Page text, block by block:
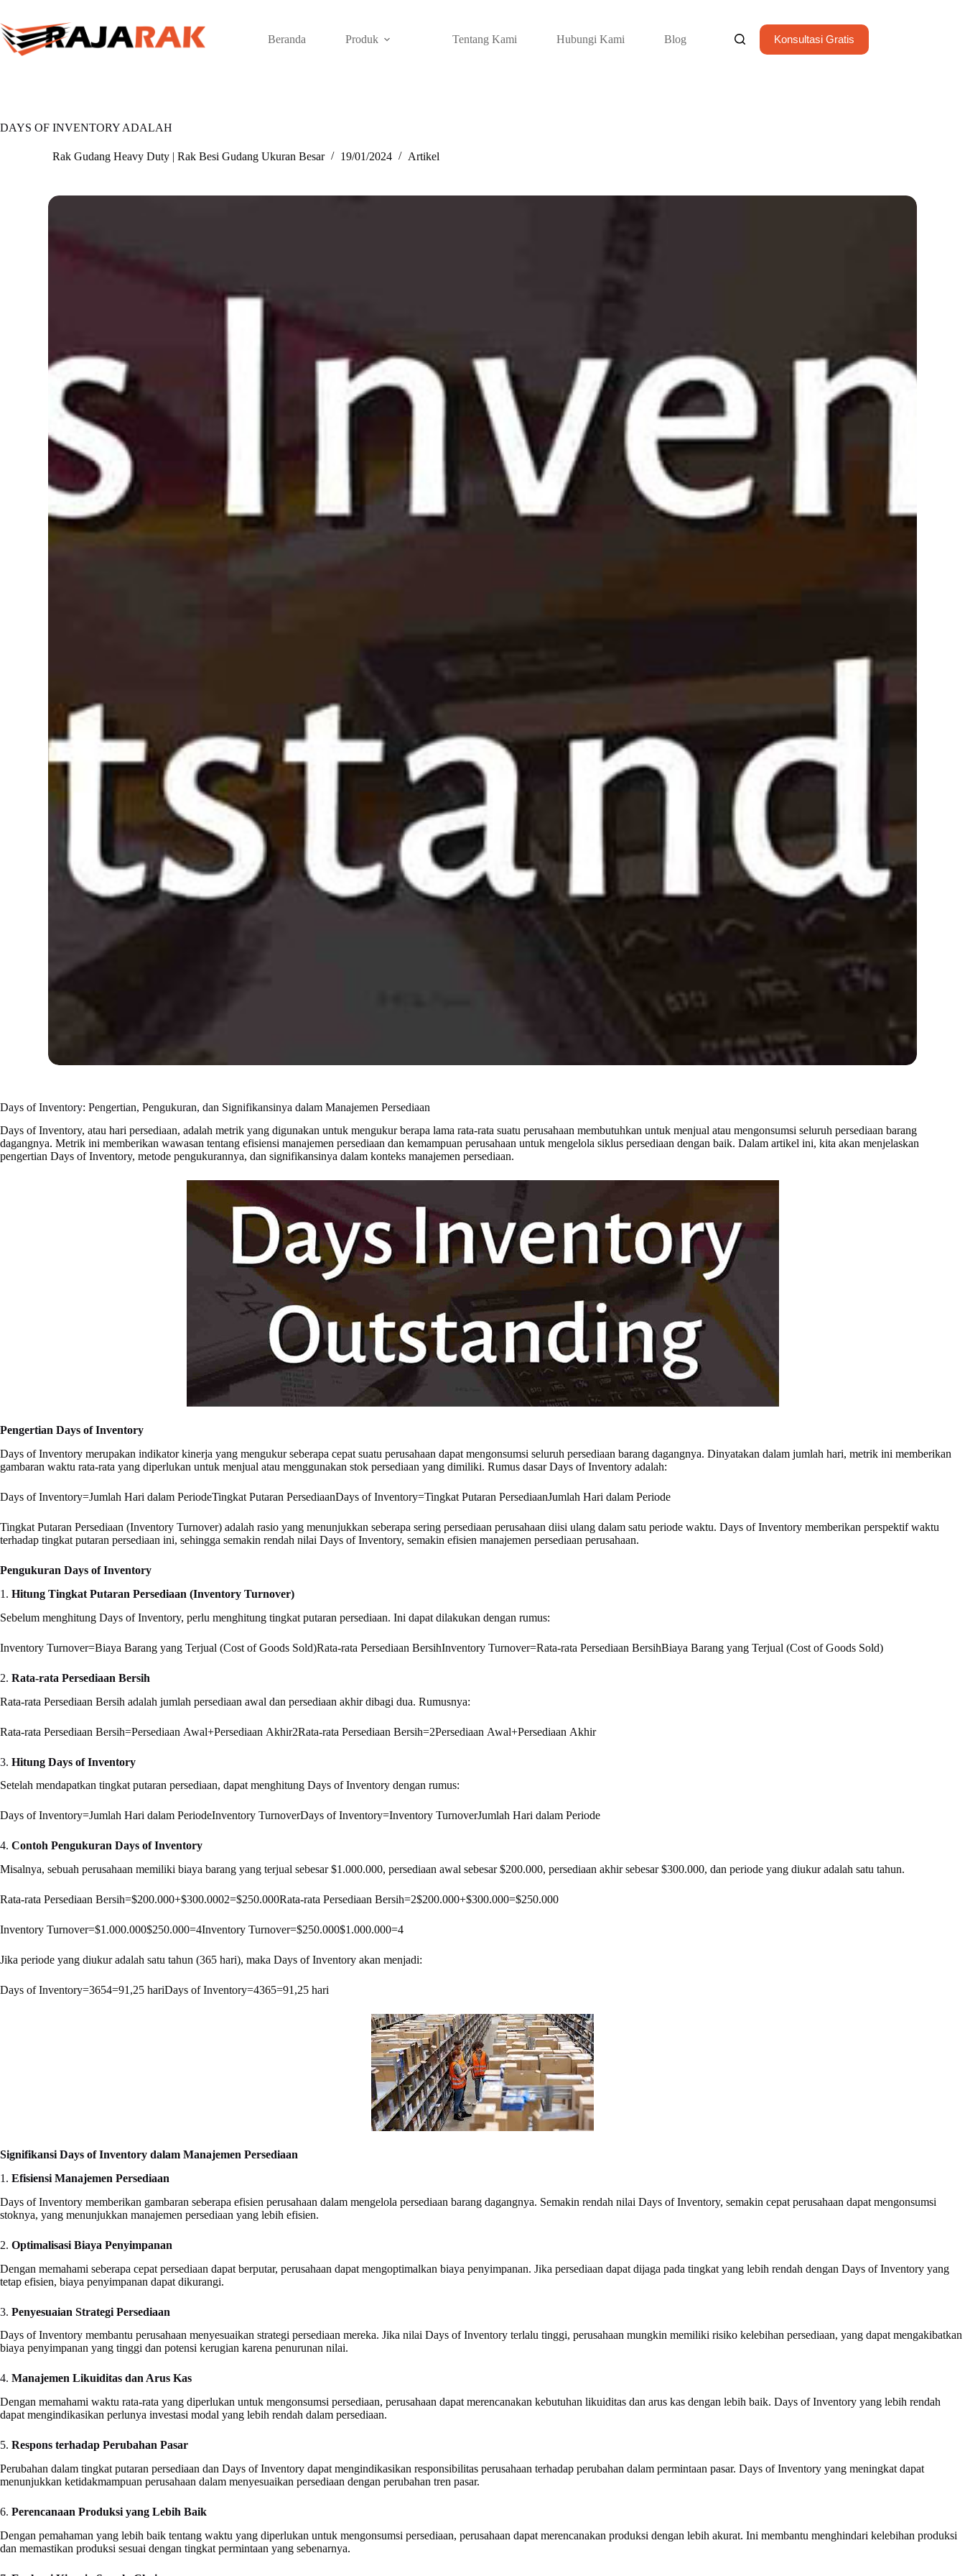
content
Beranda Produk Tentang Kami Hubungi Kami Blog Konsultasi Gratis
DAYS OF INVENTORY ADALAH
Rak Gudang Heavy Duty | Rak Besi Gudang Ukuran Besar 19/01/2024 Artikel
Days of Inventory: Pengertian, Pengukuran, dan Signifikansinya dalam Manajemen Persediaan
Days of Inventory, atau hari persediaan, adalah metrik yang digunakan untuk mengukur berapa lama rata-rata suatu perusahaan membutuhkan untuk menjual atau mengonsumsi seluruh persediaan barang
dagangnya. Metrik ini memberikan wawasan tentang efisiensi manajemen persediaan dan kemampuan perusahaan untuk mengelola siklus persediaan dengan baik. Dalam artikel ini, kita akan menjelaskan
pengertian Days of Inventory, metode pengukurannya, dan signifikansinya dalam konteks manajemen persediaan.
Pengertian Days of Inventory
Days of Inventory merupakan indikator kinerja yang mengukur seberapa cepat suatu perusahaan dapat mengonsumsi seluruh persediaan barang dagangnya. Dinyatakan dalam jumlah hari, metrik ini memberikan
gambaran waktu rata-rata yang diperlukan untuk menjual atau menggunakan stok persediaan yang dimiliki. Rumus dasar Days of Inventory adalah:
Days of Inventory=Jumlah Hari dalam PeriodeTingkat Putaran PersediaanDays of Inventory=Tingkat Putaran PersediaanJumlah Hari dalam Periode
Tingkat Putaran Persediaan (Inventory Turnover) adalah rasio yang menunjukkan seberapa sering persediaan perusahaan diisi ulang dalam satu periode waktu. Days of Inventory memberikan perspektif waktu
terhadap tingkat putaran persediaan ini, sehingga semakin rendah nilai Days of Inventory, semakin efisien manajemen persediaan perusahaan.
Pengukuran Days of Inventory
1. Hitung Tingkat Putaran Persediaan (Inventory Turnover)
Sebelum menghitung Days of Inventory, perlu menghitung tingkat putaran persediaan. Ini dapat dilakukan dengan rumus:
Inventory Turnover=Biaya Barang yang Terjual (Cost of Goods Sold)Rata-rata Persediaan BersihInventory Turnover=Rata-rata Persediaan BersihBiaya Barang yang Terjual (Cost of Goods Sold)
2. Rata-rata Persediaan Bersih
Rata-rata Persediaan Bersih adalah jumlah persediaan awal dan persediaan akhir dibagi dua. Rumusnya:
Rata-rata Persediaan Bersih=Persediaan Awal+Persediaan Akhir2Rata-rata Persediaan Bersih=2Persediaan Awal+Persediaan Akhir
3. Hitung Days of Inventory
Setelah mendapatkan tingkat putaran persediaan, dapat menghitung Days of Inventory dengan rumus:
Days of Inventory=Jumlah Hari dalam PeriodeInventory TurnoverDays of Inventory=Inventory TurnoverJumlah Hari dalam Periode
4. Contoh Pengukuran Days of Inventory
Misalnya, sebuah perusahaan memiliki biaya barang yang terjual sebesar $1.000.000, persediaan awal sebesar $200.000, persediaan akhir sebesar $300.000, dan periode yang diukur adalah satu tahun.
Rata-rata Persediaan Bersih=$200.000+$300.0002=$250.000Rata-rata Persediaan Bersih=2$200.000+$300.000=$250.000
Inventory Turnover=$1.000.000$250.000=4Inventory Turnover=$250.000$1.000.000=4
Jika periode yang diukur adalah satu tahun (365 hari), maka Days of Inventory akan menjadi:
Days of Inventory=3654=91,25 hariDays of Inventory=4365=91 ,25 hari
Signifikansi Days of Inventory dalam Manajemen Persediaan
1. Efisiensi Manajemen Persediaan
Days of Inventory memberikan gambaran seberapa efisien perusahaan dalam mengelola persediaan barang dagangnya. Semakin rendah nilai Days of Inventory, semakin cepat perusahaan dapat mengonsumsi
stoknya, yang menunjukkan manajemen persediaan yang lebih efisien.
2. Optimalisasi Biaya Penyimpanan
Dengan memahami seberapa cepat persediaan dapat berputar, perusahaan dapat mengoptimalkan biaya penyimpanan. Jika persediaan dapat dijaga pada tingkat yang lebih rendah dengan Days of Inventory yang
tetap efisien, biaya penyimpanan dapat dikurangi.
3. Penyesuaian Strategi Persediaan
Days of Inventory membantu perusahaan menyesuaikan strategi persediaan mereka. Jika nilai Days of Inventory terlalu tinggi, perusahaan mungkin memiliki risiko kelebihan persediaan, yang dapat mengakibatkan
biaya penyimpanan yang tinggi dan potensi kerugian karena penurunan nilai.
4. Manajemen Likuiditas dan Arus Kas
Dengan memahami waktu rata-rata yang diperlukan untuk mengonsumsi persediaan, perusahaan dapat merencanakan kebutuhan likuiditas dan arus kas dengan lebih baik. Days of Inventory yang lebih rendah
dapat mengindikasikan perlunya investasi modal yang lebih rendah dalam persediaan.
5. Respons terhadap Perubahan Pasar
Perubahan dalam tingkat putaran persediaan dan Days of Inventory dapat mengindikasikan responsibilitas perusahaan terhadap perubahan dalam permintaan pasar. Days of Inventory yang meningkat dapat
menunjukkan ketidakmampuan perusahaan dalam menyesuaikan persediaan dengan perubahan tren pasar.
6. Perencanaan Produksi yang Lebih Baik
Dengan pemahaman yang lebih baik tentang waktu yang diperlukan untuk mengonsumsi persediaan, perusahaan dapat merencanakan produksi dengan lebih akurat. Ini membantu menghindari kelebihan produksi
dan memastikan produksi sesuai dengan tingkat permintaan yang sebenarnya.